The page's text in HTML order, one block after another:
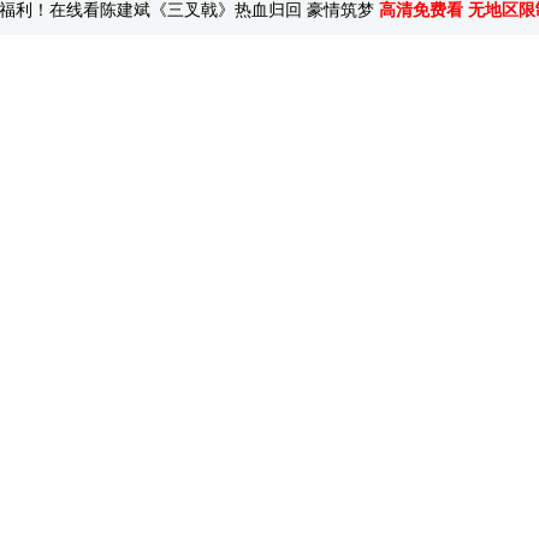
利！在线看陈建斌《三叉戟》热血归回 豪情筑梦 高清免费看 无地区限